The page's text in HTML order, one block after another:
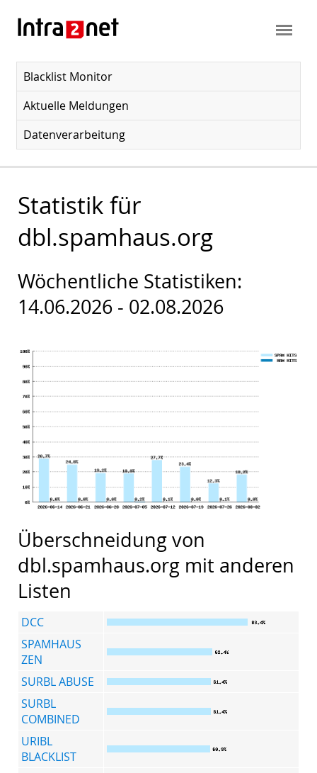
Blacklist Monitor
Aktuelle Meldungen
Datenverarbeitung
Statistik für
dbl.spamhaus.org
Wöchentliche Statistiken:
14.06.2026 - 02.08.2026
Überschneidung von
dbl.spamhaus.org mit anderen
Listen
DCC
SPAMHAUS
ZEN
SURBL ABUSE
SURBL
COMBINED
URIBL
BLACKLIST